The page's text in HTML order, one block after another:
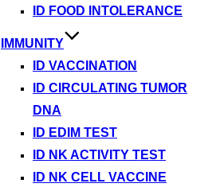
ID FOOD INTOLERANCE
IMMUNITY
ID VACCINATION
ID CIRCULATING TUMOR
DNA
ID EDIM TEST
ID NK ACTIVITY TEST
ID NK CELL VACCINE